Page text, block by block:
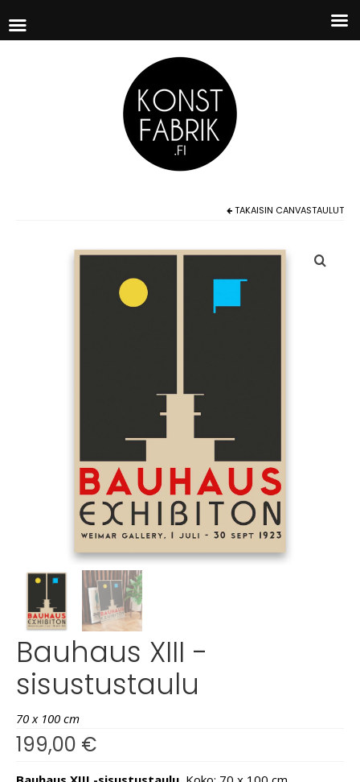
TAKAISIN CANVASTAULUT
Bauhaus XIII -
sisustustaulu
70 x 100 cm
199,00 €